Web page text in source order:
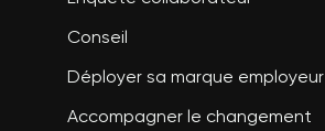
Conseil
Déployer sa marque employeur
Accompagner le changement